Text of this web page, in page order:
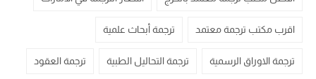
اقرب مكتب ترجمة معتمد ترجمة أبحاث علمية
ترجمة الاوراق الرسمية ترجمة التحاليل الطبية ترجمة العقود